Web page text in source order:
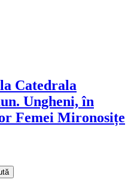
Catedrala
Ungheni, în
Femei Mironosițe